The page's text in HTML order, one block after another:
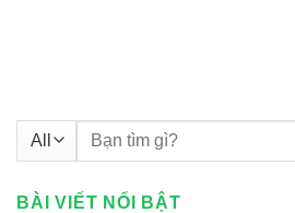
Tìm
BÀI VIẾT NỔI BẬT